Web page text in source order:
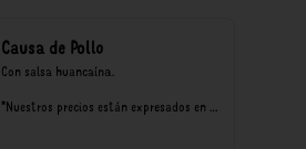
Causa de Pollo
Con salsa huancaína.
*Nuestros precios están expresados en